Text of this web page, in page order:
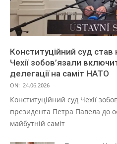
Конституційний суд став
Чехії зобов’язали
делегації на саміт НАТО
ON: 24.06.2026
Конституційний суд Чехії
президента Петра Павела до
майбутній саміт